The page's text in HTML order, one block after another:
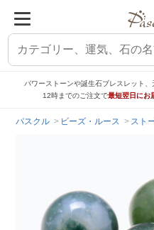
パワーストーンや誕生石ブレスレット
12時までのご注文で最短翌日にお
パスクル ビーズ・ルース スト